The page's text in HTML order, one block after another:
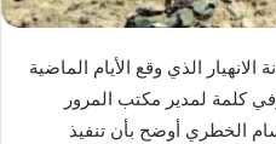
الذي وقع الأيام الماضية
كلمة لمدير مكتب المرور
الخطري أوضح بأن تنفيذ